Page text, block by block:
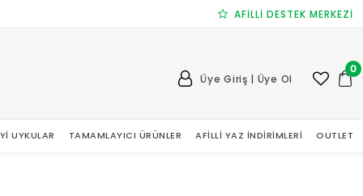
AFİLLİ DESTEK MERKEZİ
Üye Giriş | Üye Ol
0
UYKULAR TAMAMLAYICI ÜRÜNLER AFILLI YAZ İNDIRIMLERI OUTLET